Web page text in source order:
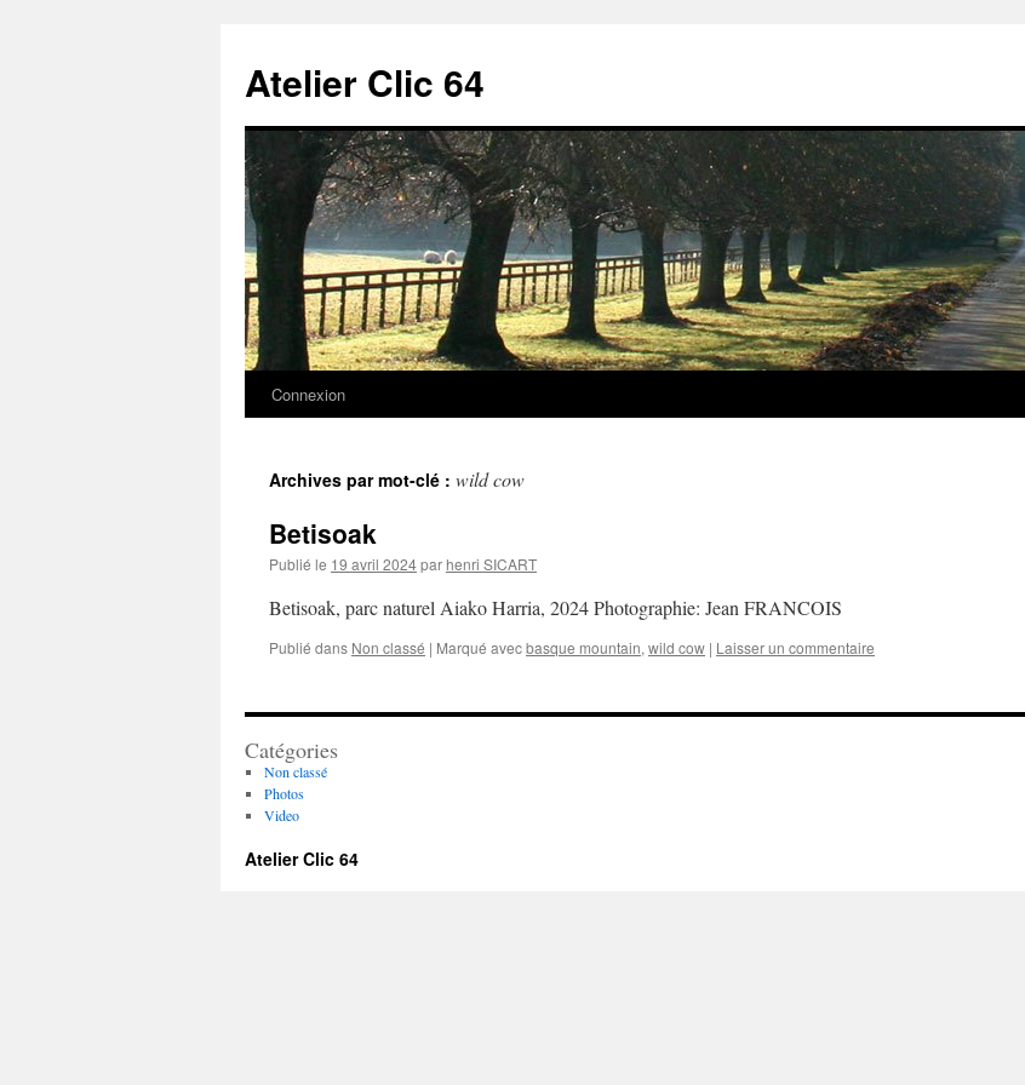
contenu
Atelier Clic 64
Connexion
Archives par mot-clé : wild cow
Betisoak
Publié le 19 avril 2024par henri SICART
Betisoak, parc naturel Aiako Harria, 2024 Photographie: Jean FRANCOIS
Publié dans Non classé | Marqué avecbasque mountain, wild cow | Laisser un commentaire
Catégories
Non classé
Photos
Video
Atelier Clic 64